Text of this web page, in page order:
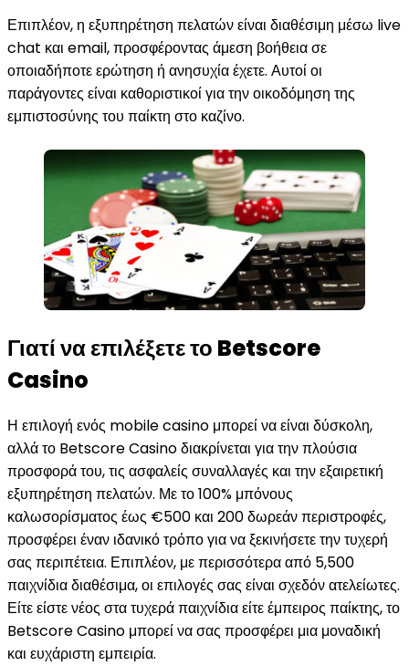
Επιπλέον, η εξυπηρέτηση πελατών είναι διαθέσιμη μέσω live
chat και email, προσφέροντας άμεση βοήθεια σε
οποιαδήποτε ερώτηση ή ανησυχία έχετε. Αυτοί οι
παράγοντες είναι καθοριστικοί για την οικοδόμηση της
εμπιστοσύνης του παίκτη στο καζίνο.
Γιατί να επιλέξετε το Betscore
Casino
Η επιλογή ενός mobile casino μπορεί να είναι δύσκολη,
αλλά το Betscore Casino διακρίνεται για την πλούσια
προσφορά του, τις ασφαλείς συναλλαγές και την εξαιρετική
εξυπηρέτηση πελατών. Με το 100% μπόνους
καλωσορίσματος έως €500 και 200 δωρεάν περιστροφές,
προσφέρει έναν ιδανικό τρόπο για να ξεκινήσετε την τυχερή
σας περιπέτεια. Επιπλέον, με περισσότερα από 5,500
παιχνίδια διαθέσιμα, οι επιλογές σας είναι σχεδόν ατελείωτες.
Είτε είστε νέος στα τυχερά παιχνίδια είτε έμπειρος παίκτης, το
Betscore Casino μπορεί να σας προσφέρει μια μοναδική
και ευχάριστη εμπειρία.